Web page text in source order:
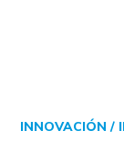
INNOVACIÓN /